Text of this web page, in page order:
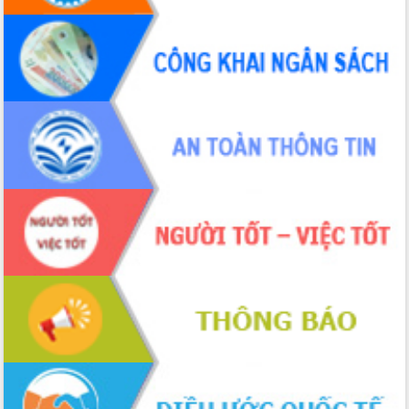
Đắk Lắk: Tôn vinh 46 giải pháp tại Hội
thi Sáng tạo Kỹ thuật 2024 - 2025
Đắk Lắk rà soát, điều chỉnh Đề án 190
về phát triển nuôi trồng thủy sản
Phó Chủ tịch UBND tỉnh Đắk Lắk
Trương Công Thái kiểm tra thực địa
Dự án cao tốc Khánh Hòa - Buôn Ma
Thuột
Định vị cà phê Việt Nam như một “di
sản sống” trong dòng chảy toàn cầu
Xây dựng nông thôn mới: Nâng cao đời
sống người dân từ những mô hình thiết
thực
Quyết liệt tháo gỡ vướng mắc, đẩy
nhanh tiến độ các dự án trọng điểm
trong Khu kinh tế Nam Phú Yên
Hòn Yến phát triển du lịch gắn với bảo
tồn biển
Lấy ý kiến điều chỉnh Quy hoạch tỉnh
Đắk Lắk thời kỳ 2021-2030, tầm nhìn